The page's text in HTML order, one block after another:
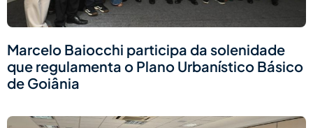
Marcelo Baiocchi participa da solenidade
que regulamenta o Plano Urbanístico Básico
de Goiânia